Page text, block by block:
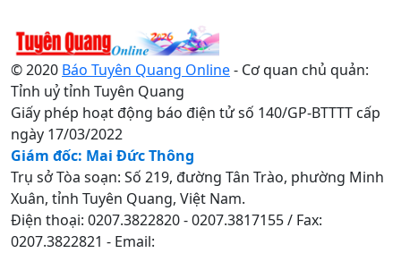
© 2020 Báo Tuyên Quang Online- Cơ quan chủ quản:
Tỉnh uỷ tỉnh Tuyên Quang
Giấy phép hoạt động báo điện tử số 140/GP-BTTTT cấp
ngày 17/03/2022
Giám đốc: Mai Đức Thông
Trụ sở Tòa soạn: Số 219, đường Tân Trào, phường Minh
Xuân, tỉnh Tuyên Quang, Việt Nam.
Điện thoại: 0207.3822820 - 0207.3817155 / Fax:
0207.3822821 - Email: